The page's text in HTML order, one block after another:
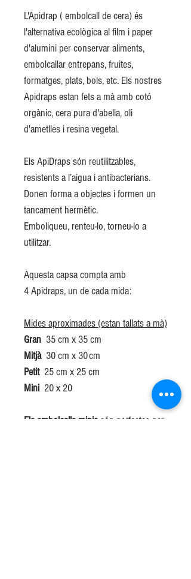
L'Apidrap ( embolcall de cera) és
l'alternativa ecològica al film i paper
d'alumini per conservar aliments,
embolcallar entrepans, fruites,
formatges, plats, bols, etc. Els nostres
Apidraps estan fets a mà amb cotó
orgànic, cera pura d'abella, oli
d'ametlles i resina vegetal.
Els ApiDraps són reutilitzables,
resistents a l’aigua i antibacterians.
Donen forma a objectes i formen un
tancament hermètic.
Emboliqueu, renteu-lo, torneu-lo a
utilitzar.
Aquesta capsa compta amb
4 Apidraps, un de cada mida:
Mides aproximades (estan tallats a mà)
Gran 35 cm x 35 cm
Mitjà30 cm x 30 cm
Petit25 cm x 25 cm
Mini 20 x 20
Els embolcalls minis són perfectes per